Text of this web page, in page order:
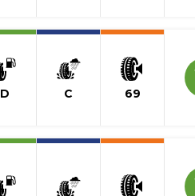
D C 69